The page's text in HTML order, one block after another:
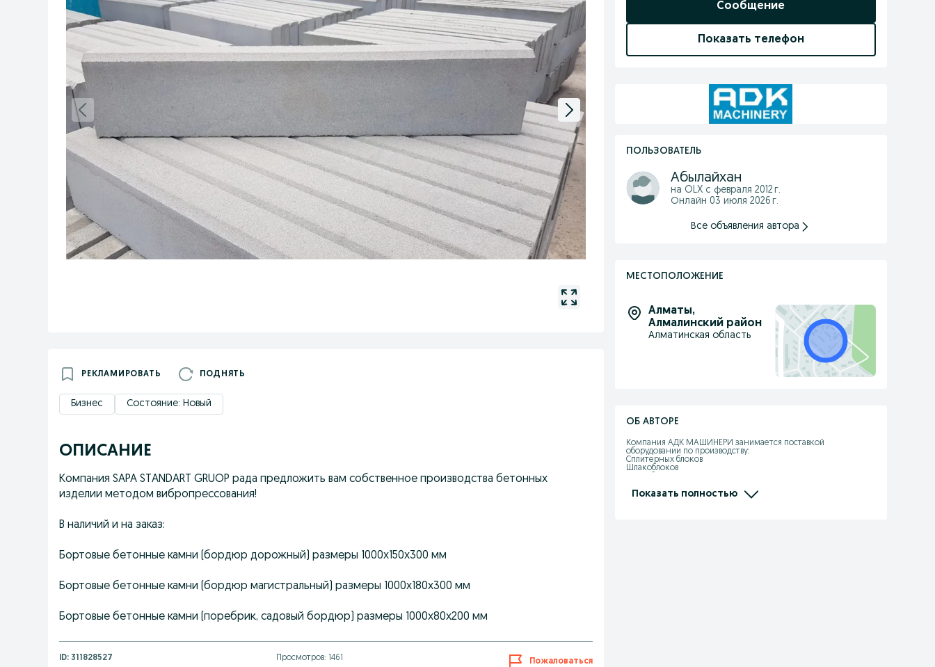
РЕКЛАМИРОВАТЬ ПОДНЯТЬ
Бизнес Состояние: Новый
ОПИСАНИЕ
Компания SAPA STANDART GRUOP рада предложить вам собственное производства бетонных
изделии методом вибропрессования!
В наличий и на заказ:
Бортовые бетонные камни (бордюр дорожный) размеры 1000х150х300 мм
Бортовые бетонные камни (бордюр магистральный) размеры 1000х180х300 мм
Бортовые бетонные камни (поребрик, садовый бордюр) размеры 1000х80х200 мм
ID: 311828527 Просмотров: 1461 Пожаловаться
Сообщение
Показать телефон
ПОЛЬЗОВАТЕЛЬ
Абылайхан
на OLX с февраля 2012 г.
Онлайн 03 июля 2026 г.
Все объявления автора
МЕСТОПОЛОЖЕНИЕ
Алматы,
Алмалинский район
Алматинская область
ОБ АВТОРЕ
Компания АДК МАШИНЕРИ занимается поставкой
оборудовании по производству:
Сплитерных блоков
Шлакоблоков
Черепицы
Показать полностью